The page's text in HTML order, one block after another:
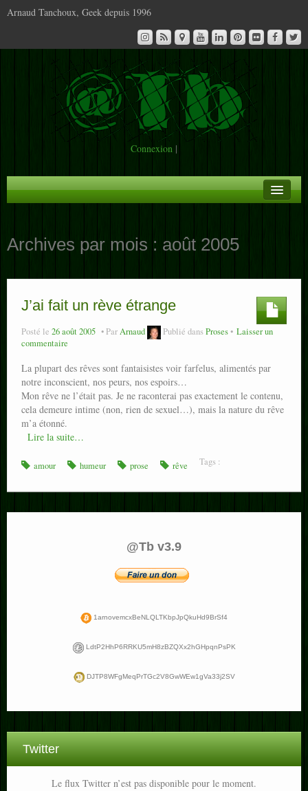
Arnaud Tanchoux, Geek depuis 1996
Connexion |
Infos
Contact
Archives par mois : août 2005
J’ai fait un rève étrange
Posté le 26 août 2005 ParArnaud Publié dansProses
Laisser un
commentaire
La plupart des rêves sont fantaisistes voir farfelus, alimentés par
notre inconscient, nos peurs, nos espoirs…
Mon rêve ne l’était pas. Je ne raconterai pas exactement le contenu,
cela demeure intime (non, rien de sexuel…), mais la nature du rêve
m’a étonné.
Lire la suite…
Tags :
amour humeur prose rêve
@Tb v3.9
1arnovemcxBeNLQLTKbpJpQkuHd9BrSf4
LdtP2HhP6RRKU5mH8zBZQXx2hGHpqnPsPK
DJTP8WFgMeqPrTGc2V8GwWEw1gVa33j2SV
Twitter
Le flux Twitter n’est pas disponible pour le moment.